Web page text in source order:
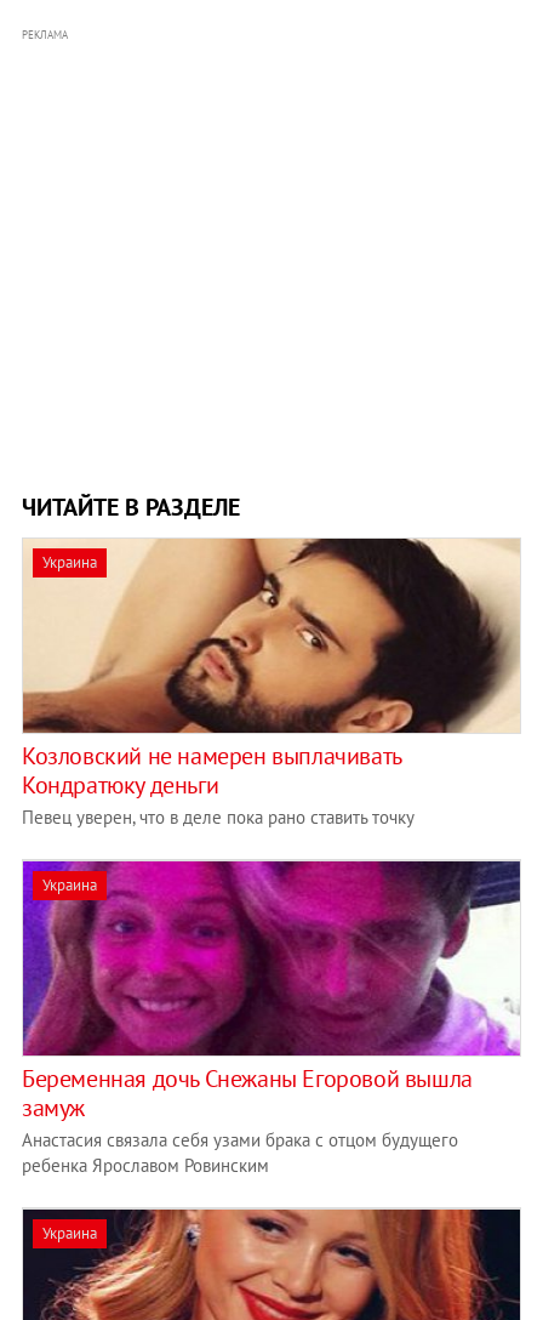
РЕКЛАМА
ЧИТАЙТЕ В РАЗДЕЛЕ
Украина
Козловский не намерен выплачивать
Кондратюку деньги
Певец уверен, что в деле пока рано ставить точку
Украина
Беременная дочь Снежаны Егоровой вышла
замуж
Анастасия связала себя узами брака с отцом будущего
ребенка Ярославом Ровинским
Украина